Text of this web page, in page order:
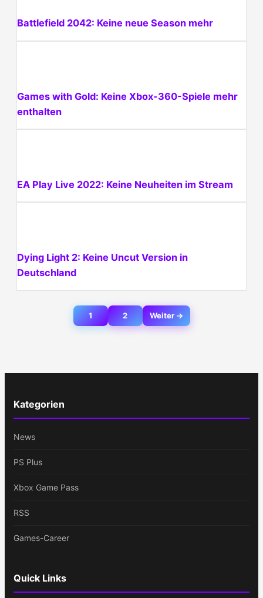
Battlefield 2042: Keine neue Season mehr
Games with Gold: Keine Xbox-360-Spiele mehr
enthalten
EA Play Live 2022: Keine Neuheiten im Stream
Dying Light 2: Keine Uncut Version in
Deutschland
1 2 Weiter →
Kategorien
News
PS Plus
Xbox Game Pass
RSS
Games-Career
Quick Links